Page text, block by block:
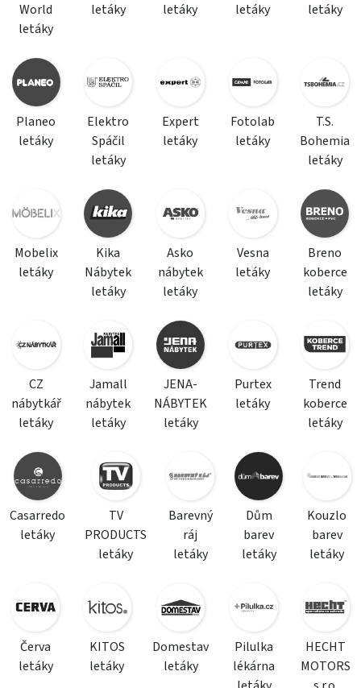
World
letáky
letáky
letáky
letáky
letáky
Planeo
letáky
Elektro
Spáčil
letáky
Expert
letáky
Fotolab
letáky
T.S.
Bohemia
letáky
Mobelix
letáky
Kika
Nábytek
letáky
Asko
nábytek
letáky
Vesna
letáky
Breno
koberce
letáky
CZ
nábytkář
letáky
Jamall
nábytek
letáky
JENA-
NÁBYTEK
letáky
Purtex
letáky
Trend
koberce
letáky
Casarredo
letáky
TV
PRODUCTS
letáky
Barevný
ráj
letáky
Dům
barev
letáky
Kouzlo
barev
letáky
Červa
letáky
KITOS
letáky
Domestav
letáky
Pilulka
lékárna
HECHT
MOTORS